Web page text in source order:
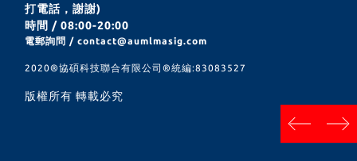
打電話，謝謝)
時間 / 08:00-20:00
電郵詢問 / contact@aumlmasig.com
2020®︎協碩科技聯合有限公司®︎統編:83083527
版權所有 轉載必究
prev next